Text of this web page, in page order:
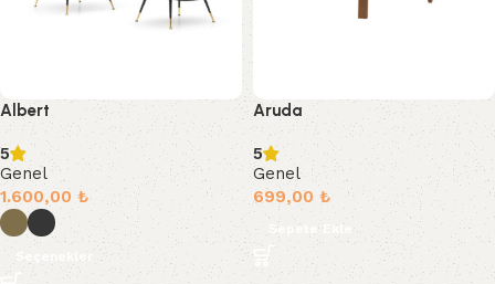
Albert
5
Genel
1.600,00 ₺
Seçenekler
Aruda
5
Genel
699,00 ₺
Sepete Ekle